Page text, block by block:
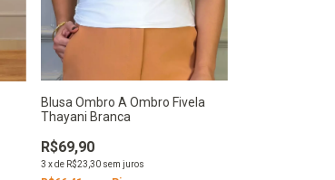
Blusa Ombro A Ombro Fivela
Thayani Branca
R$69,90
3 xde R$23,30 sem juros